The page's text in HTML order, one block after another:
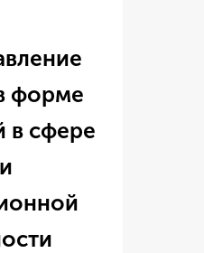
форме
в сфере